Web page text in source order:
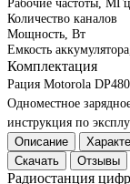
Рабочие частоты, МГц
Количество каналов
Мощность, Вт
Емкость
Комплектация
Рация Motorola
Одноместное
инструкция по
Описание
Скачать
Отзывы
Радиостанция